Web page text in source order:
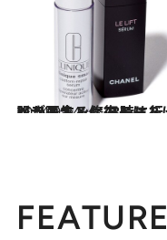
2014.9.24
肌が再生・修復モードにシフトする 23時に行うべきスキンケアとは？
ビューティ＆ヘルス
FEATURE